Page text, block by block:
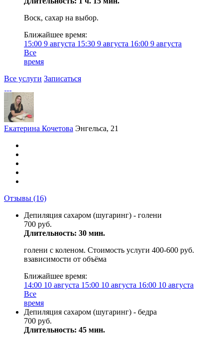
Воск, сахар на выбор.
Ближайшее время:
15:00 9 августа 15:30 9 августа 16:00 9 августа
Все
время
Все услуги Записаться
Екатерина Кочетова Энгельса, 21
Отзывы (16)
Депиляция сахаром (шугаринг) - голени
700 руб.
Длительность: 30 мин.
голени с коленом. Стоимость услуги 400-600 руб.
взависимости от объёма
Ближайшее время:
14:00 10 августа 15:00 10 августа 16:00 10 августа
Все
время
Депиляция сахаром (шугаринг) - бедра
700 руб.
Длительность: 45 мин.